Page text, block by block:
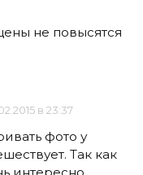
не повысятся
в 23:37
фото у
Так как